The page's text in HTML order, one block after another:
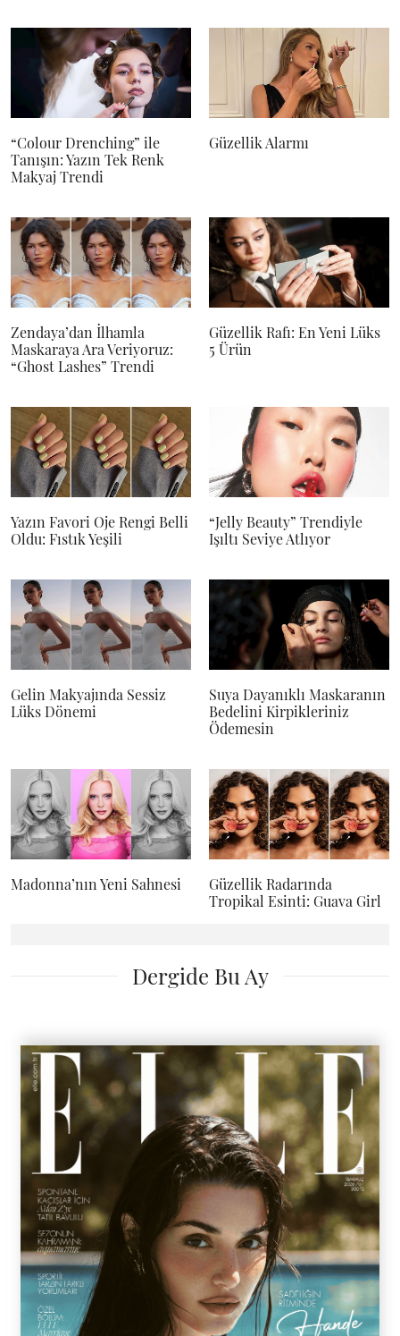
“Colour Drenching” ile
Tanışın: Yazın Tek Renk
Makyaj Trendi
Güzellik Alarmı
Zendaya’dan İlhamla
Maskaraya Ara Veriyoruz:
“Ghost Lashes” Trendi
Güzellik Rafı: En Yeni Lüks
5 Ürün
Yazın Favori Oje Rengi Belli
Oldu: Fıstık Yeşili
“Jelly Beauty” Trendiyle
Işıltı Seviye Atlıyor
Gelin Makyajında Sessiz
Lüks Dönemi
Suya Dayanıklı Maskaranın
Bedelini Kirpikleriniz
Ödemesin
Madonna’nın Yeni Sahnesi
Güzellik Radarında
Tropikal Esinti: Guava Girl
Dergide Bu Ay